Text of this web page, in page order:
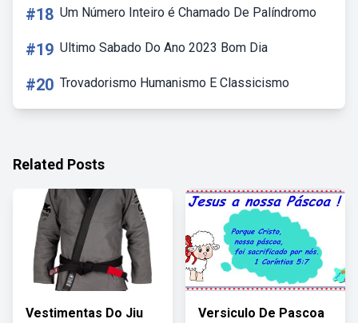
#18 Um Número Inteiro é Chamado De Palíndromo
#19 Ultimo Sabado Do Ano 2023 Bom Dia
#20 Trovadorismo Humanismo E Classicismo
Related Posts
Vestimentas Do Jiu
Versiculo De Pascoa